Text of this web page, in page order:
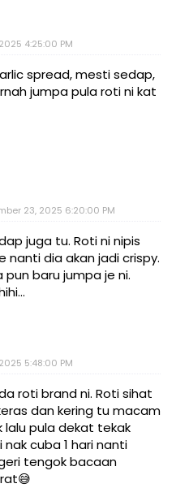
4:25:00 PM
spread, mesti sedap,
jumpa pula roti ni kat
23, 2025 6:20:00 PM
juga tu. Roti ni nipis
nanti dia akan jadi crispy.
pun baru jumpa je ni.
5:48:00 PM
roti brand ni. Roti sihat
dan kering tu macam
lalu pula dekat tekak
nak cuba 1 hari nanti
tengok bacaan